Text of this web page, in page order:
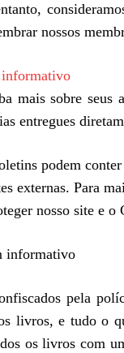
nossos
informativo
mais sobre seus
entregues
podem
externas. Para
nosso site e o
informativo
pela
livros, e tudo o
os livros com